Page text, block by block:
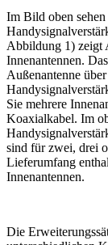
Im Bild oben
Abbildung 1) zeigt
Innenantennen.
Außenantenne
Sie mehrere
Koaxialkabel. Im
sind für zwei, drei
Lieferumfang
Innenantennen.
Die